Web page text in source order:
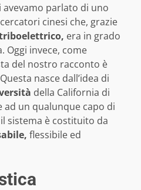
parlato di uno
cinesi che, grazie
era in grado
Oggi invece, come
del nostro racconto è
Questa nasce dall’idea di
della California di
ad un qualunque capo di
sistema è costituito da
flessibile ed